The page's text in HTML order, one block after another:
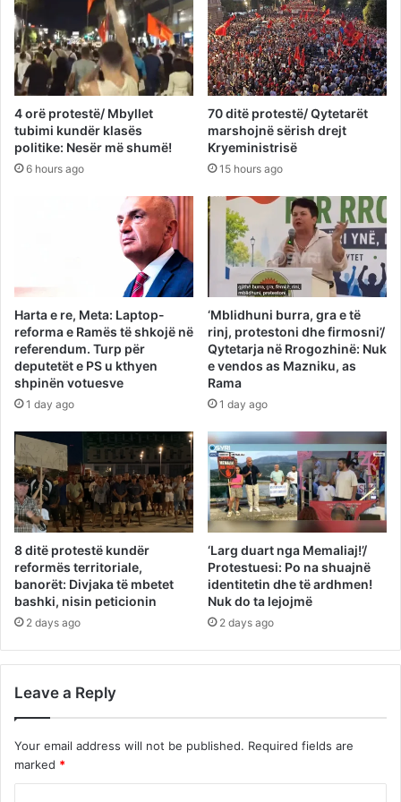
4 orë protestë/ Mbyllet
tubimi kundër klasës
politike: Nesër më shumë!
6 hours ago
70 ditë protestë/ Qytetarët
marshojnë sërish drejt
Kryeministrisë
15 hours ago
Harta e re, Meta: Laptop-
reforma e Ramës të shkojë në
referendum. Turp për
deputetët e PS u kthyen
shpinën votuesve
1 day ago
‘Mblidhuni burra, gra e të
rinj, protestoni dhe firmosni’/
Qytetarja në Rrogozhinë: Nuk
e vendos as Mazniku, as
Rama
1 day ago
8 ditë protestë kundër
reformës territoriale,
banorët: Divjaka të mbetet
bashki, nisin peticionin
2 days ago
‘Larg duart nga Memaliaj!’/
Protestuesi: Po na shuajnë
identitetin dhe të ardhmen!
Nuk do ta lejojmë
2 days ago
Leave a Reply
Your email address will not be published. Required fields are
marked *